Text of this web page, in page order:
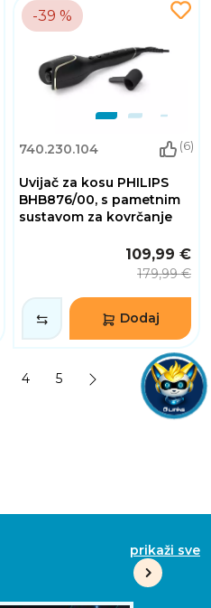
-39 %
740.230.104 (6)
Uvijač za kosu PHILIPS
BHB876/00, s pametnim
sustavom za kovrčanje
109,99 €
179,99 €
Dodaj
4 5
prikaži sve